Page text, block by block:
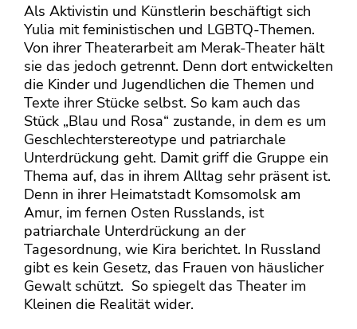
Als Aktivistin und Künstlerin beschäftigt sich
Yulia mit feministischen und LGBTQ-Themen.
Von ihrer Theaterarbeit am Merak-Theater hält
sie das jedoch getrennt. Denn dort entwickelten
die Kinder und Jugendlichen die Themen und
Texte ihrer Stücke selbst. So kam auch das
Stück „Blau und Rosa“ zustande, in dem es um
Geschlechterstereotype und patriarchale
Unterdrückung geht. Damit griff die Gruppe ein
Thema auf, das in ihrem Alltag sehr präsent ist.
Denn in ihrer Heimatstadt Komsomolsk am
Amur, im fernen Osten Russlands, ist
patriarchale Unterdrückung an der
Tagesordnung, wie Kira berichtet. In Russland
gibt es kein Gesetz, das Frauen von häuslicher
Gewalt schützt. So spiegelt das Theater im
Kleinen die Realität wider.